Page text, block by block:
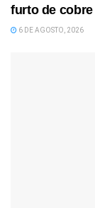
furto de cobre
6 DE AGOSTO, 2026